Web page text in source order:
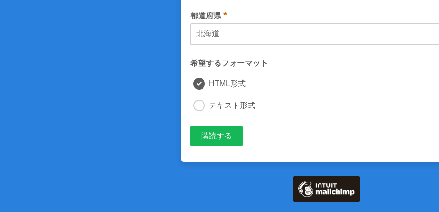
都道府県 *
希望するフォーマット
HTML形式
テキスト形式